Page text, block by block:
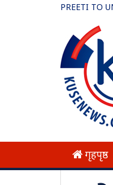
PREETI TO
गृहपृष्ठ